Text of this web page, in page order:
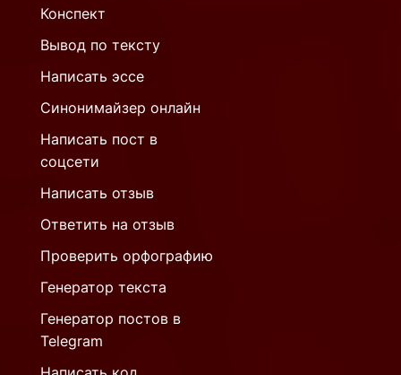
Конспект
Вывод по тексту
Написать эссе
Синонимайзер онлайн
Написать пост в
соцсети
Написать отзыв
Ответить на отзыв
Проверить орфографию
Генератор текста
Генератор постов в
Telegram